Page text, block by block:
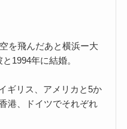
を飛んだあと横浜ー大
1994年に結婚。
ギリス、アメリカと5か
港、ドイツでそれぞれ